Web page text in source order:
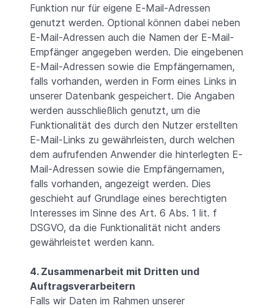
Funktion nur für eigene E-Mail-Adressen
genutzt werden. Optional können dabei neben
E-Mail-Adressen auch die Namen der E-Mail-
Empfänger angegeben werden. Die eingebenen
E-Mail-Adressen sowie die Empfängernamen,
falls vorhanden, werden in Form eines Links in
unserer Datenbank gespeichert. Die Angaben
werden ausschließlich genutzt, um die
Funktionalität des durch den Nutzer erstellten
E-Mail-Links zu gewährleisten, durch welchen
dem aufrufenden Anwender die hinterlegten E-
Mail-Adressen sowie die Empfängernamen,
falls vorhanden, angezeigt werden. Dies
geschieht auf Grundlage eines berechtigten
Interesses im Sinne des Art. 6 Abs. 1 lit. f
DSGVO, da die Funktionalität nicht anders
gewährleistet werden kann.
4. Zusammenarbeit mit Dritten und
Auftragsverarbeitern
Falls wir Daten im Rahmen unserer